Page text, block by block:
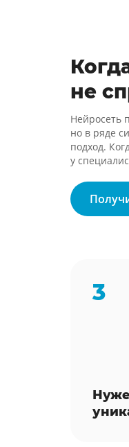
не
Нейросеть
но в ряде
подход.
у
3